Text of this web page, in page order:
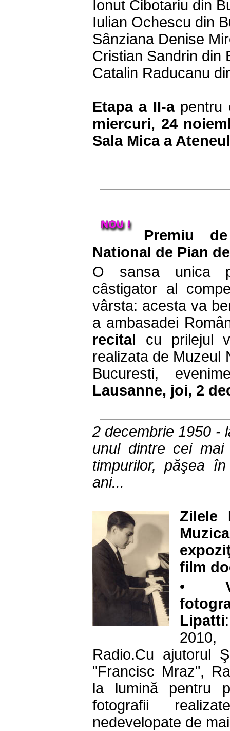
Ionut Cibotariu din
Iulian Ochescu din
Sânziana Denise
Cristian Sandrin din
Catalin Raducanu
Etapa a II-apentru
miercuri, 24
Sala Mica a
Premiu
National de Pian
O sansa unica
câstigator al
vârsta: acesta va
a ambasadei
recital cu prilejul
realizata de Muzeul
Bucuresti,
Lausanne, joi, 2
2 decembrie 1950 -
unul dintre cei mai
timpurilor, păşea
ani...
Zilele
film
•
Lipatti
Radio.Cu ajutorul
"Francisc Mraz",
la lumină pentru
fotografii
nedevelopate de